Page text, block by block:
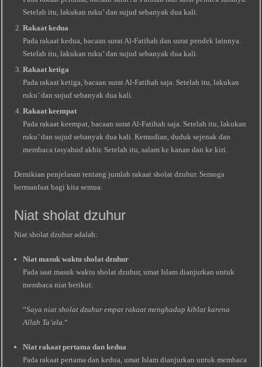
Setelah itu, lakukan ruku’ dan sujud sebanyak dua kali.
Rakaat kedua
Pada rakaat kedua, bacaan surat Al-Fatihah dan surat pendek lainnya.
Setelah itu, lakukan ruku’ dan sujud sebanyak dua kali.
Rakaat ketiga
Pada rakaat ketiga, bacaan surat Al-Fatihah saja. Setelah itu, lakukan
ruku’ dan sujud sebanyak dua kali.
Rakaat keempat
Pada rakaat keempat, bacaan surat Al-Fatihah saja. Setelah itu, lakukan
ruku’ dan sujud sebanyak dua kali. Kemudian, duduk sejenak dan
membaca tasyahud akhir. Setelah itu, salam ke kanan dan ke kiri.
Demikian penjelasan tentang jumlah rakaat sholat dzuhur. Semoga
bermanfaat bagi kita semua.
Niat sholat dzuhur
Niat sholat dzuhur adalah:
Niat masuk waktu sholat dzuhur
Pada saat masuk waktu sholat dzuhur, umat Islam dianjurkan untuk
membaca niat berikut:
“Saya niat sholat dzuhur empat rakaat menghadap kiblat karena
Allah Ta’ala.“
Niat rakaat pertama dan kedua
Pada rakaat pertama dan kedua, umat Islam dianjurkan untuk membaca